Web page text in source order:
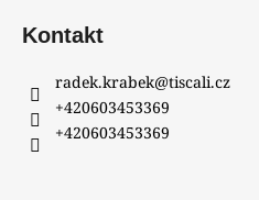
Kontakt
radek.krabek@tiscali.cz
+420603453369
+420603453369